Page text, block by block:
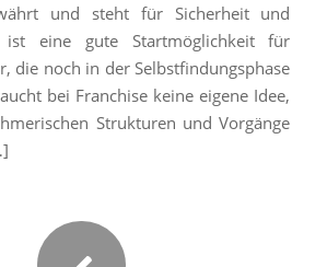
und steht für Sicherheit und
ist eine gute Startmöglichkeit für
die noch in der Selbstfindungsphase
bei Franchise keine eigene Idee,
Strukturen und Vorgänge